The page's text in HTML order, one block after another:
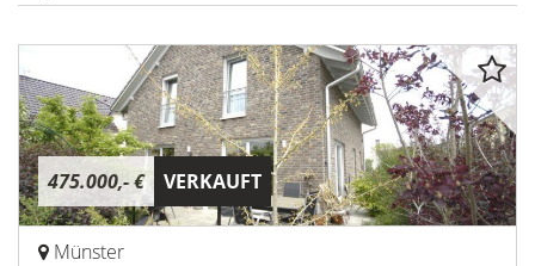
475.000,- € VERKAUFT
Münster